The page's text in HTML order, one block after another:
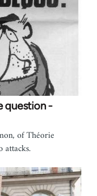
question -
of Théorie